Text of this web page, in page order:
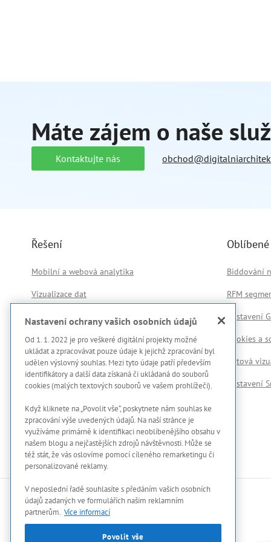
Máte zájem o naše
Kontaktujte nás
Řešení
Mobilní a webová analytika
Vizualizace dat
Zpracování a transformace dat
Datové analýzy
Biddování
RFM
Nastavení
Cookies a
Datová
Nastavení
Nastavení ochrany vašich osobních údajů
Od 1. 1. 2022 je pro veškeré digitální projekty možné
ukládat a zpracovávat pouze údaje k jejichž zpracování byl
udělen výslovný souhlas. Mezi tyto údaje patří především
identifikátory a další data získaná či ukládaná do souborů
cookies (malých textových souborů ve vašem prohlížeči).
Když kliknete na „Povolit vše“, poskytnete nám souhlas ke
zpracování výše uvedených údajů. Na naší stránce je
využíváme primárně k identifikaci neoblíbenějšího obsahu v
našem blogu a nejčastějších zdrojů návštěvnosti. Může se
též stát, že vás oslovíme pomocí cíleného remarketingu či
personalizované reklamy.
V neposlední řadě souhlasíte s předáním vašich osobních
údajů zadaných ve formulářích našim reklamním
partnerům. Více informací
Povolit vše